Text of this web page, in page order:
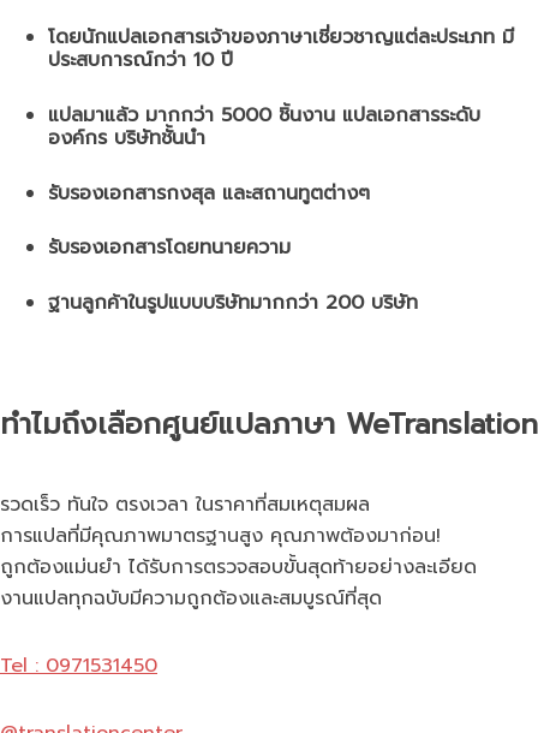
โดยนักแปลเอกสารเจ้าของภาษาเชี่ยวชาญแต่ละประเภท มี
ประสบการณ์กว่า 10 ปี
แปลมาแล้ว มากกว่า 5000 ชิ้นงาน แปลเอกสารระดับ
องค์กร บริษัทชั้นนำ
รับรองเอกสารกงสุล และสถานทูตต่างๆ
รับรองเอกสารโดยทนายความ
ฐานลูกค้าในรูปแบบบริษัทมากกว่า 200 บริษัท
ทำไมถึงเลือกศูนย์แปลภาษา WeTranslation
รวดเร็ว ทันใจ ตรงเวลา ในราคาที่สมเหตุสมผล
การแปลที่มีคุณภาพมาตรฐานสูง คุณภาพต้องมาก่อน!
ถูกต้องแม่นยำ ได้รับการตรวจสอบขั้นสุดท้ายอย่างละเอียด
งานแปลทุกฉบับมีความถูกต้องและสมบูรณ์ที่สุด
Tel : 0971531450